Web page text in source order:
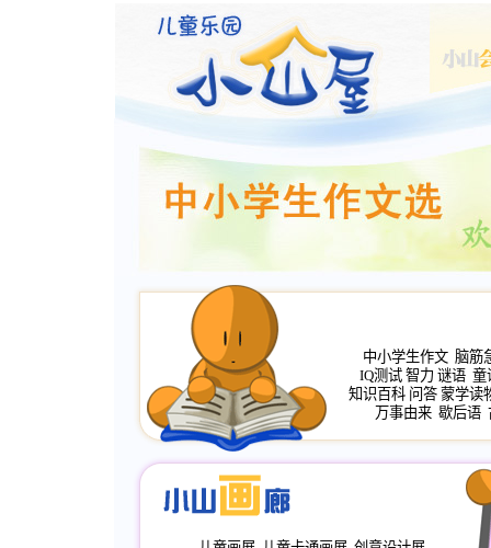
中小学生作文 脑筋
IQ测试 智力 谜语 童
知识百科 问答 蒙学读
万事由来 歇后语